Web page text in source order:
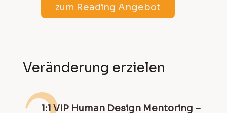
zum Reading Angebot
Veränderung erzielen
1:1 VIP Human Design Mentoring –